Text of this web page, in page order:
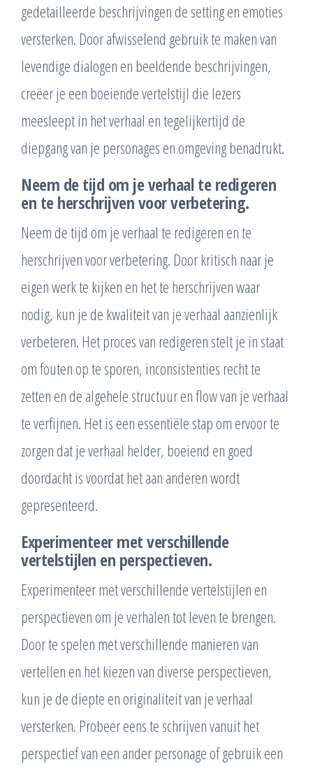
gedetailleerde beschrijvingen de setting en emoties
versterken. Door afwisselend gebruik te maken van
levendige dialogen en beeldende beschrijvingen,
creëer je een boeiende vertelstijl die lezers
meesleept in het verhaal en tegelijkertijd de
diepgang van je personages en omgeving benadrukt.
Neem de tijd om je verhaal te redigeren
en te herschrijven voor verbetering.
Neem de tijd om je verhaal te redigeren en te
herschrijven voor verbetering. Door kritisch naar je
eigen werk te kijken en het te herschrijven waar
nodig, kun je de kwaliteit van je verhaal aanzienlijk
verbeteren. Het proces van redigeren stelt je in staat
om fouten op te sporen, inconsistenties recht te
zetten en de algehele structuur en flow van je verhaal
te verfijnen. Het is een essentiële stap om ervoor te
zorgen dat je verhaal helder, boeiend en goed
doordacht is voordat het aan anderen wordt
gepresenteerd.
Experimenteer met verschillende
vertelstijlen en perspectieven.
Experimenteer met verschillende vertelstijlen en
perspectieven om je verhalen tot leven te brengen.
Door te spelen met verschillende manieren van
vertellen en het kiezen van diverse perspectieven,
kun je de diepte en originaliteit van je verhaal
versterken. Probeer eens te schrijven vanuit het
perspectief van een ander personage of gebruik een